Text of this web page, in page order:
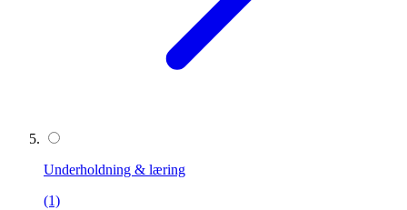
Underholdning & læring
(1)